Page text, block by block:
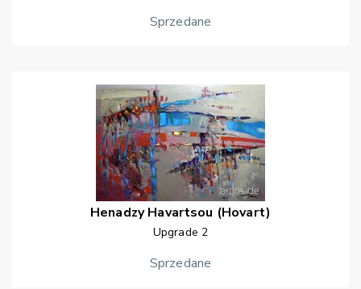
Sprzedane
Henadzy Havartsou (Hovart)
Upgrade 2
Sprzedane